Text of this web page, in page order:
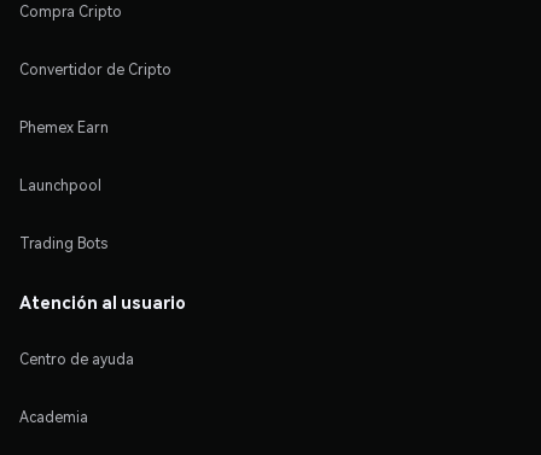
Compra Cripto
Convertidor de Cripto
Phemex Earn
Launchpool
Trading Bots
Atención al usuario
Centro de ayuda
Academia